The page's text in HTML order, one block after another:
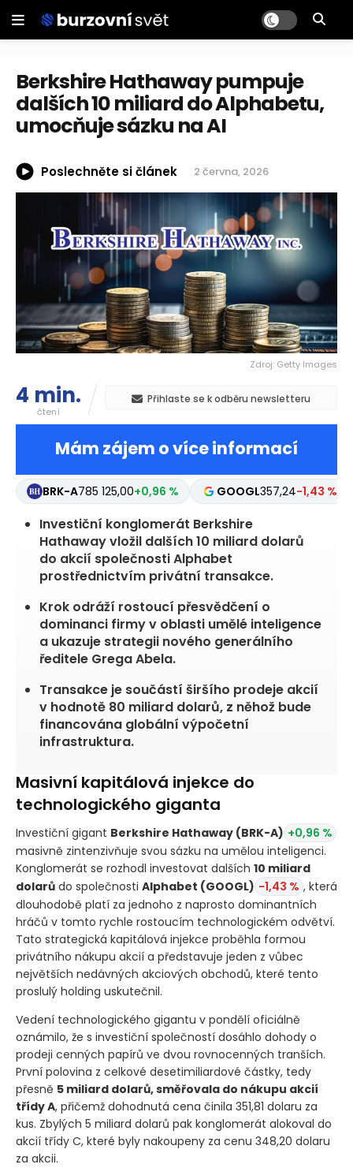
Berkshire Hathaway pumpuje
dalších 10 miliard do Alphabetu,
umocňuje sázku na AI
Poslechněte si článek 2 června, 2026
Zdroj: Getty Images
4 min.
čtení
Přihlaste se k odběru newsletteru
Mám zájem o více informací
BRK-A785 125,00+0,96 % GOOGL357,24-1,43 %
Investiční konglomerát Berkshire
Hathaway vložil dalších 10 miliard dolarů
do akcií společnosti Alphabet
prostřednictvím privátní transakce.
Krok odráží rostoucí přesvědčení o
dominanci firmy v oblasti umělé inteligence
a ukazuje strategii nového generálního
ředitele Grega Abela.
Transakce je součástí širšího prodeje akcií
v hodnotě 80 miliard dolarů, z něhož bude
financována globální výpočetní
infrastruktura.
Masivní kapitálová injekce do
technologického giganta
Investiční gigant Berkshire Hathaway (BRK-A) +0,96 %
masivně zintenzivňuje svou sázku na umělou inteligenci.
Konglomerát se rozhodl investovat dalších 10 miliard
dolarů do společnosti Alphabet (GOOGL) -1,43 % , která
dlouhodobě platí za jednoho z naprosto dominantních
hráčů v tomto rychle rostoucím technologickém odvětví.
Tato strategická kapitálová injekce proběhla formou
privátního nákupu akcií a představuje jeden z vůbec
největších nedávných akciových obchodů, které tento
proslulý holding uskutečnil.
Vedení technologického gigantu v pondělí oficiálně
oznámilo, že s investiční společností dosáhlo dohody o
prodeji cenných papírů ve dvou rovnocenných tranších.
První polovina z celkové desetimiliardové částky, tedy
přesně 5 miliard dolarů, směřovala do nákupu akcií
třídy A, přičemž dohodnutá cena činila 351,81 dolaru za
kus. Zbylých 5 miliard dolarů pak konglomerát alokoval do
akcií třídy C, které byly nakoupeny za cenu 348,20 dolaru
za akcii.